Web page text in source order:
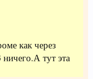
как через
тут эта